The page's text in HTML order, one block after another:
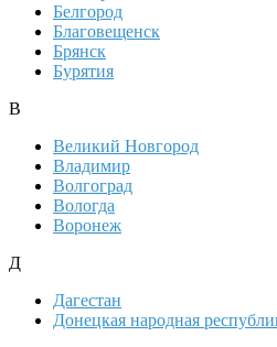
Белгород
Благовещенск
Брянск
Бурятия
В
Великий Новгород
Владимир
Волгоград
Вологда
Воронеж
Д
Дагестан
Донецкая народная